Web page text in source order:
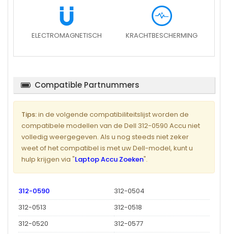
ELECTROMAGNETISCH KRACHTBESCHERMING
Compatible Partnummers
Tips:in de volgende compatibiliteitslijst worden de
compatibele modellen van de Dell 312-0590 Accu niet
volledig weergegeven. Als u nog steeds niet zeker
weet of het compatibel is met uw Dell-model, kunt u
hulp krijgen via "Laptop Accu Zoeken".
312-0590
312-0504
312-0513
312-0518
312-0520
312-0577